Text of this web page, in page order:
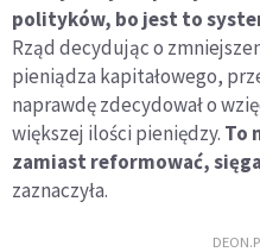
polityków, bo jest to
Rząd decydując o
pieniądza kapitałowego,
naprawdę zdecydował o
większej ilości pieniędzy. To
zamiast reformować,
zaznaczyła.